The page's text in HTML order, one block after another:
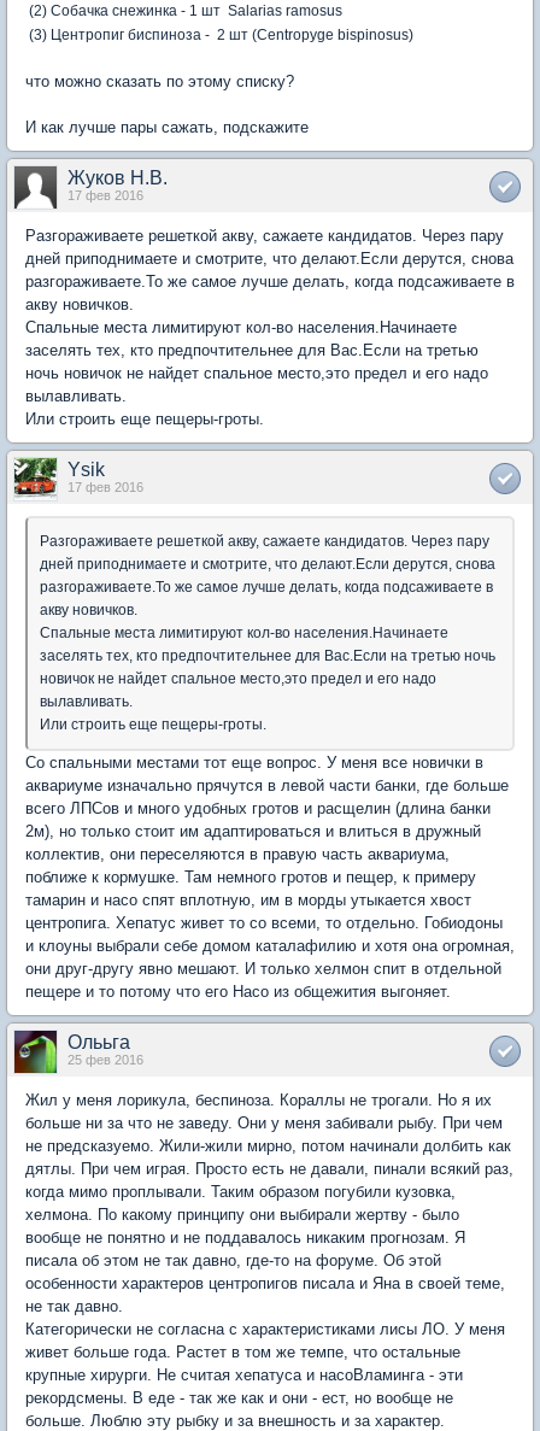
(2) Собачка снежинка - 1 шт Salarias ramosus
(3) Центропиг биспиноза - 2 шт (Centropyge bispinosus)
что можно сказать по этому списку?
И как лучше пары сажать, подскажите
Жуков Н.В.
17 фев 2016
Разгораживаете решеткой акву, сажаете кандидатов. Через пару
дней приподнимаете и смотрите, что делают.Если дерутся, снова
разгораживаете.То же самое лучше делать, когда подсаживаете в
акву новичков.
Спальные места лимитируют кол-во населения.Начинаете
заселять тех, кто предпочтительнее для Вас.Если на третью
ночь новичок не найдет спальное место,это предел и его надо
вылавливать.
Или строить еще пещеры-гроты.
Ysik
17 фев 2016
Разгораживаете решеткой акву, сажаете кандидатов. Через пару
дней приподнимаете и смотрите, что делают.Если дерутся, снова
разгораживаете.То же самое лучше делать, когда подсаживаете в
акву новичков.
Спальные места лимитируют кол-во населения.Начинаете
заселять тех, кто предпочтительнее для Вас.Если на третью ночь
новичок не найдет спальное место,это предел и его надо
вылавливать.
Или строить еще пещеры-гроты.
Со спальными местами тот еще вопрос. У меня все новички в
аквариуме изначально прячутся в левой части банки, где больше
всего ЛПСов и много удобных гротов и расщелин (длина банки
2м), но только стоит им адаптироваться и влиться в дружный
коллектив, они переселяются в правую часть аквариума,
поближе к кормушке. Там немного гротов и пещер, к примеру
тамарин и насо спят вплотную, им в морды утыкается хвост
центропига. Хепатус живет то со всеми, то отдельно. Гобиодоны
и клоуны выбрали себе домом каталафилию и хотя она огромная,
они друг-другу явно мешают. И только хелмон спит в отдельной
пещере и то потому что его Насо из общежития выгоняет.
Олььга
25 фев 2016
Жил у меня лорикула, беспиноза. Кораллы не трогали. Но я их
больше ни за что не заведу. Они у меня забивали рыбу. При чем
не предсказуемо. Жили-жили мирно, потом начинали долбить как
дятлы. При чем играя. Просто есть не давали, пинали всякий раз,
когда мимо проплывали. Таким образом погубили кузовка,
хелмона. По какому принципу они выбирали жертву - было
вообще не понятно и не поддавалось никаким прогнозам. Я
писала об этом не так давно, где-то на форуме. Об этой
особенности характеров центропигов писала и Яна в своей теме,
не так давно.
Категорически не согласна с характеристиками лисы ЛО. У меня
живет больше года. Растет в том же темпе, что остальные
крупные хирурги. Не считая хепатуса и насоВламинга - эти
рекордсмены. В еде - так же как и они - ест, но вообще не
больше. Люблю эту рыбку и за внешность и за характер.